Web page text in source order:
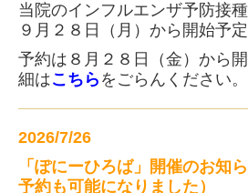
当院のインフルエンザ予防接
９月２８日（月）から開始予
予約は８月２８日（金）から開
細はこちら をごらんください。
2026/7/26
「ぽにーひろば」
開催のお知
予約も可能になりました）